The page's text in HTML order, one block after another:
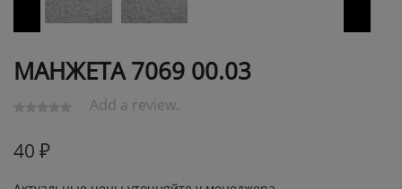
МАНЖЕТА 7069 00.03
Add a review.
40 ₽